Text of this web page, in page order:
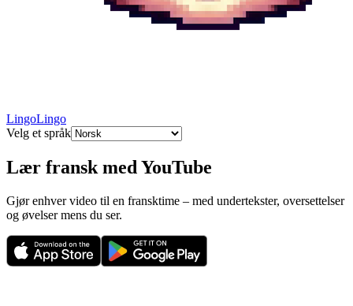
LingoLingo
Velg et språk
Lær fransk med YouTube
Gjør enhver video til en fransktime – med undertekster, oversettelser
og øvelser mens du ser.